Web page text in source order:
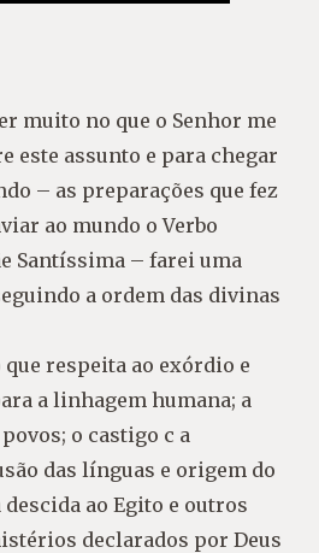
muito no que o Senhor me
este assunto e para chegar
– as preparações que fez
ao mundo o Verbo
Santíssima – farei uma
a ordem das divinas
que respeita ao exórdio e
a linhagem humana; a
o castigo c a
das línguas e origem do
ao Egito e outros
declarados por Deus